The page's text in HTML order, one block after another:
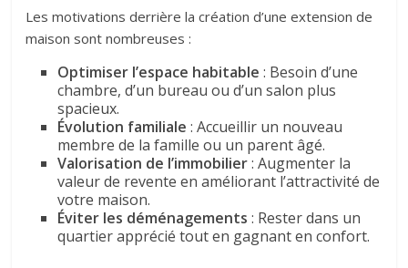
Les motivations derrière la création d’une extension de
maison sont nombreuses :
Optimiser l’espace habitable : Besoin d’une
chambre, d’un bureau ou d’un salon plus
spacieux.
Évolution familiale : Accueillir un nouveau
membre de la famille ou un parent âgé.
Valorisation de l’immobilier: Augmenter la
valeur de revente en améliorant l’attractivité de
votre maison.
Éviter les déménagements : Rester dans un
quartier apprécié tout en gagnant en confort.